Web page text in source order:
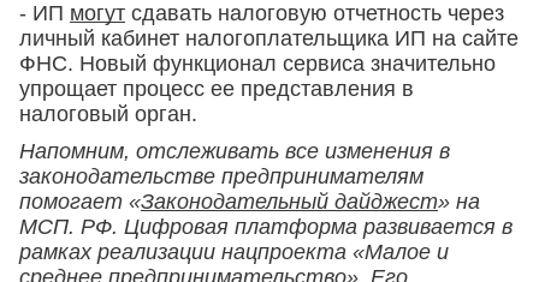
- ИП могут сдавать налоговую отчетность через
личный кабинет налогоплательщика ИП на сайте
ФНС. Новый функционал сервиса значительно
упрощает процесс ее представления в
налоговый орган.
Напомним, отслеживать все изменения в
законодательстве предпринимателям
помогает «Законодательный дайджест» на
МСП. РФ. Цифровая платформа развивается в
рамках реализации нацпроекта «Малое и
среднее предпринимательство». Его